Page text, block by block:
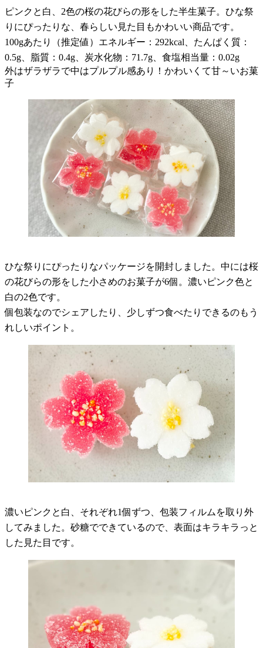
ピンクと白、2色の桜の花びらの形をした半生菓子。ひな祭
りにぴったりな、春らしい見た目もかわいい商品です。
100gあたり（推定値）エネルギー：292kcal、たんぱく質：
0.5g、脂質：0.4g、炭水化物：71.7g、食塩相当量：0.02g
外はザラザラで中はプルプル感あり！かわいくて甘～いお菓
子
ひな祭りにぴったりなパッケージを開封しました。中には桜
の花びらの形をした小さめのお菓子が6個。濃いピンク色と
白の2色です。
個包装なのでシェアしたり、少しずつ食べたりできるのもう
れしいポイント。
濃いピンクと白、それぞれ1個ずつ、包装フィルムを取り外
してみました。砂糖でできているので、表面はキラキラっと
した見た目です。